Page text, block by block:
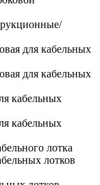
для кабельных
для кабельных
кабельных
кабельных
лотка
лотков